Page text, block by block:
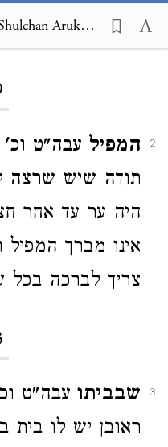
Sha'arei Teshuvah on Shulchan Arukh, Orach Chayim 239
2 המפיל עבה"ט
תודה שיש שרצה
היה ער עד אחר
אינו מברך
צריך לברכה בכל
3 שבביתו עבה"ט
ראובן יש לו בית